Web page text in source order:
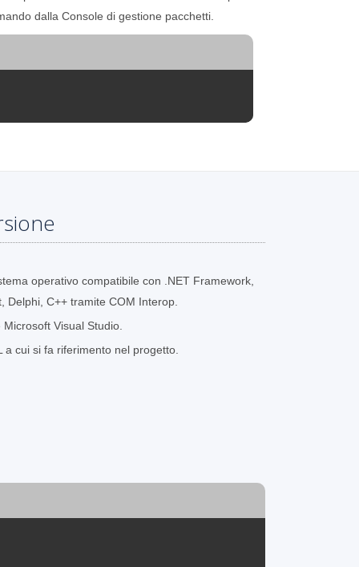
dalla Console di gestione pacchetti.
operativo compatibile con .NET Framework,
Delphi, C++ tramite COM Interop.
Visual Studio.
a cui si fa riferimento nel progetto.